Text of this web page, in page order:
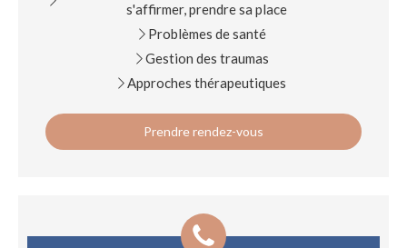
s'affirmer, prendre sa place
Problèmes de santé
Gestion des traumas
Approches thérapeutiques
Prendre rendez-vous